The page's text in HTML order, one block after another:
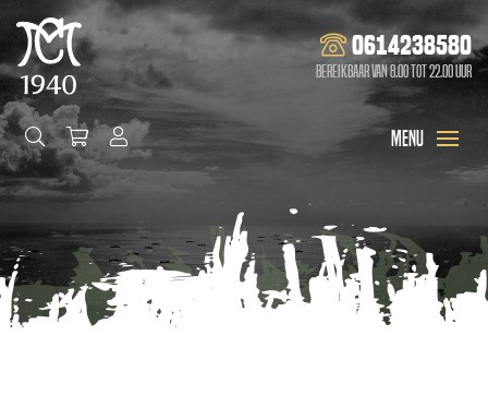
0614238580
Bereikbaar van 8.00 tot 22.00 uur